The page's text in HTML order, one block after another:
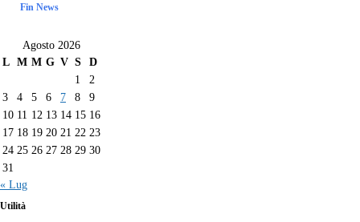
Fin News
Agosto 2026
L M M G V S
D
1
2
3
4 5 6 7 8
9
10 11 12 13 14 15 16
17 18 19 20 21 22 23
24 25 26 27 28 29 30
31
« Lug
Utilità